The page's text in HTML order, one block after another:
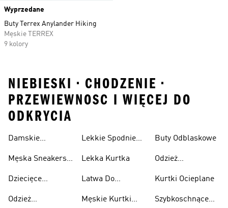
Wyprzedane
Buty Terrex Anylander Hiking
Męskie TERREX
9 kolory
NIEBIESKI • CHODZENIE •
PRZEWIEWNOSC I WIĘCEJ DO
ODKRYCIA
Damskie
Przewiewne
Męska Sneakersy
Dziecięce
Przewiewne
Odzież
Lekkie Spodnie
Lekka Kurtka
Latwa Do
Kurtki
Męskie Kurtki
Buty Odblaskowe
Odzież
Kurtki Ocieplane
Szybkoschnące